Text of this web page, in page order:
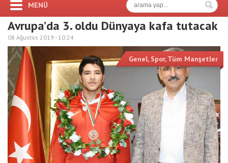
MENÜ
Avrupa’da 3. oldu Dünyaya kafa tutacak
08 Ağustos 2019 - 10:24
Genel, Spor,Tüm Manşetler